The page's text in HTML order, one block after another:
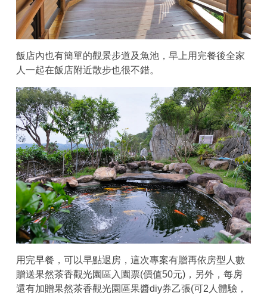
飯店內也有簡單的觀景步道及魚池，早上用完餐後全家
人一起在飯店附近散步也很不錯。
用完早餐，可以早點退房，這次專案有贈再依房型人數
贈送果然茶香觀光園區入園票(價值50元)，另外，每房
還有加贈果然茶香觀光園區果醬diy券乙張(可2人體驗，